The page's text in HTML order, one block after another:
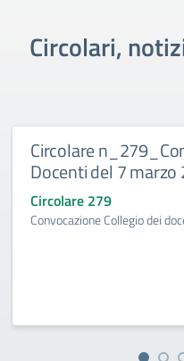
Circolari,
Circolare
Docenti del 7 marzo
Circolare 279
Convocazione Collegio dei